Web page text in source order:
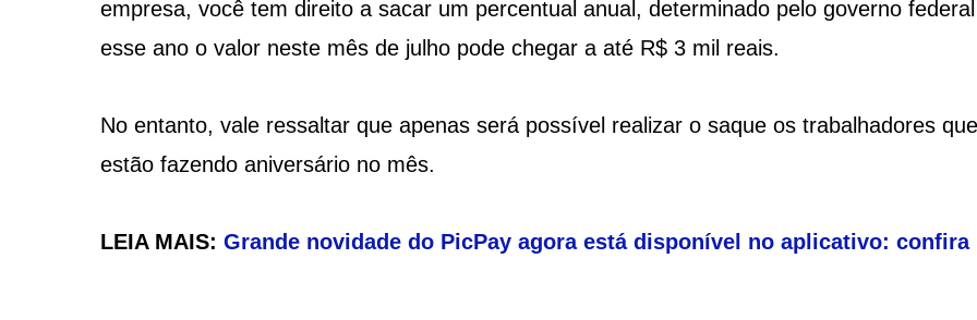
empresa, você tem direito a sacar um percentual anual, determinado pelo governo
esse ano o valor neste mês de julho pode chegar a até R$ 3 mil reais.
No entanto, vale ressaltar que apenas será possível realizar o saque os trabalhadores que
estão fazendo aniversário no mês.
LEIA MAIS: Grande novidade do PicPay agora está disponível no aplicativo: confira